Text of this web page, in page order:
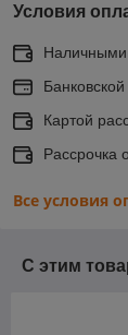
Условия
Наличными
Картой
Рассрочка
Все условия
С этим